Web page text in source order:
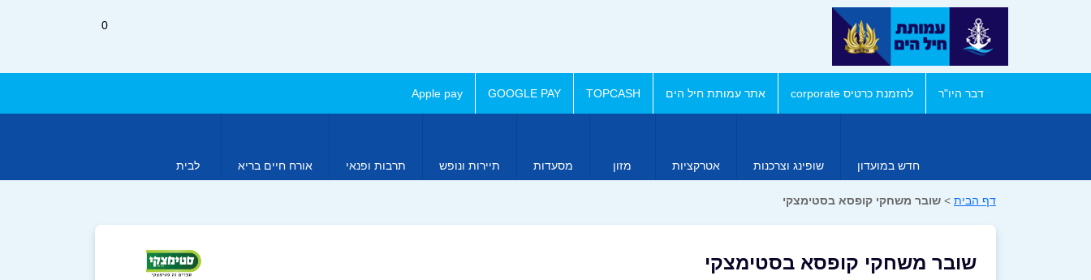
0
דבר היו"ר להזמנת כרטיס corporate אתר עמותת חיל הים TOPCASH
GOOGLE PAY
Apple pay
חדש במועדון שופינג וצרכנות אטרקציות מזון מסעדות תיירות ונופש תרבות ופנאי אורח חיים בריא לבית
דף הבית > שובר משחקי קופסא בסטימצקי
שובר משחקי קופסא בסטימצקי